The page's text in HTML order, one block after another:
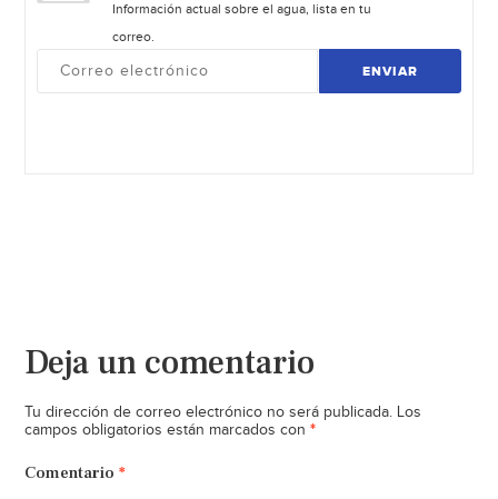
Información actual sobre el agua, lista en tu
correo.
ENVIAR
Deja un comentario
Tu dirección de correo electrónico no será publicada. Los
campos obligatorios están marcados con *
Comentario *